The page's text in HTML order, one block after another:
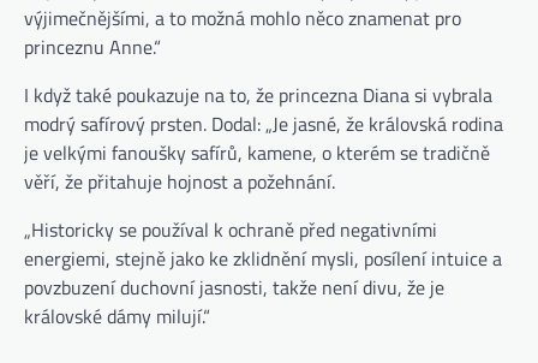
výjimečnějšími, a to možná mohlo něco znamenat pro
princeznu Anne.“
I když také poukazuje na to, že princezna Diana si vybrala
modrý safírový prsten. Dodal: „Je jasné, že královská rodina
je velkými fanoušky safírů, kamene, o kterém se tradičně
věří, že přitahuje hojnost a požehnání.
„Historicky se používal k ochraně před negativními
energiemi, stejně jako ke zklidnění mysli, posílení intuice a
povzbuzení duchovní jasnosti, takže není divu, že je
královské dámy milují.“